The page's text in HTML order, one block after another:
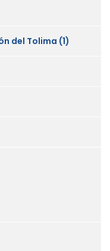
del Tolima (1)